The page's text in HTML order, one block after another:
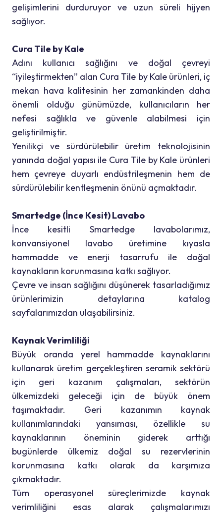
gelişimlerini durduruyor ve uzun süreli hijyen
sağlıyor.
Cura Tile by Kale
Adını kullanıcı sağlığını ve doğal çevreyi
“iyileştirmekten” alan Cura Tile by Kale ürünleri, iç
mekan hava kalitesinin her zamankinden daha
önemli olduğu günümüzde, kullanıcıların her
nefesi sağlıkla ve güvenle alabilmesi için
geliştirilmiştir.
Yenilikçi ve sürdürülebilir üretim teknolojisinin
yanında doğal yapısı ile Cura Tile by Kale ürünleri
hem çevreye duyarlı endüstrileşmenin hem de
sürdürülebilir kentleşmenin önünü açmaktadır.
Smartedge (İnce Kesit) Lavabo
İnce kesitli Smartedge lavabolarımız,
konvansiyonel lavabo üretimine kıyasla
hammadde ve enerji tasarrufu ile doğal
kaynakların korunmasına katkı sağlıyor.
Çevre ve insan sağlığını düşünerek tasarladığımız
ürünlerimizin detaylarına katalog
sayfalarımızdan ulaşabilirsiniz.
Kaynak Verimliliği
Büyük oranda yerel hammadde kaynaklarını
kullanarak üretim gerçekleştiren seramik sektörü
için geri kazanım çalışmaları, sektörün
ülkemizdeki geleceği için de büyük önem
taşımaktadır. Geri kazanımın kaynak
kullanımlarındaki yansıması, özellikle su
kaynaklarının öneminin giderek arttığı
bugünlerde ülkemiz doğal su rezervlerinin
korunmasına katkı olarak da karşımıza
çıkmaktadır.
Tüm operasyonel süreçlerimizde kaynak
verimliliğini esas alarak çalışmalarımızı